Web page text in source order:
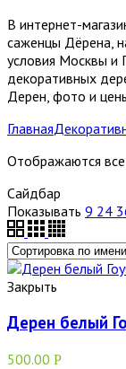
В интернет-
саженцы Дёрена,
условия Москвы и
декоративных
Дерен, фото и
Главная
Отображаются все
Сайдбар
Показывать 9 24
Закрыть
Дерен белый
500.00 Р